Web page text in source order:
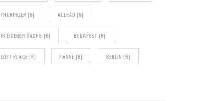
THÜRINGEN (6) ALLRAD (6)
IN EIGENER SACHE (6) BUDAPEST (6)
LOST PLACE (6) PANNE (6) BERLIN (6)